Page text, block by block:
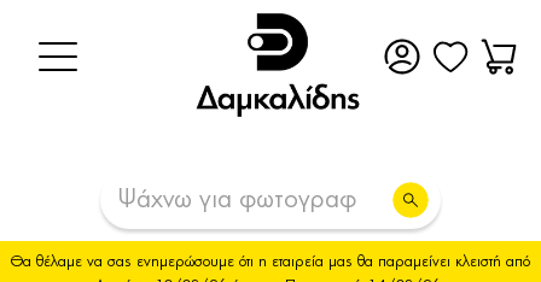
Θα θέλαμε να σας ενημερώσουμε ότι η εταιρεία μας θα παραμείνει κλειστή από